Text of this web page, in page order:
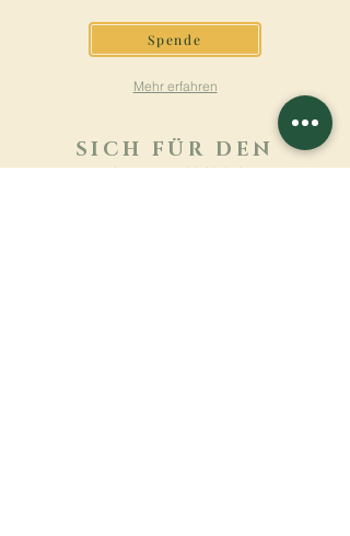
Spende
Mehr erfahren
SICH FÜR DEN
NEWSLETTER